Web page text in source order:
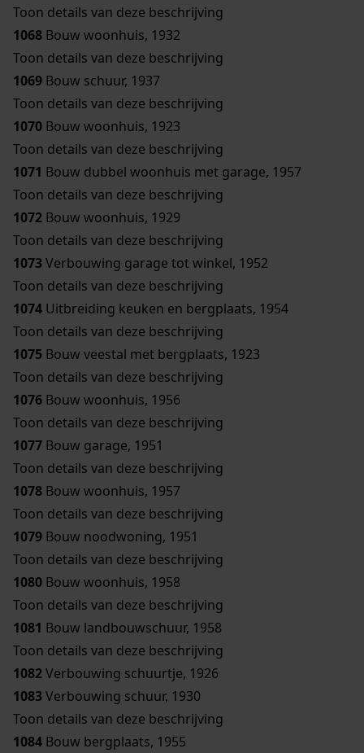
Toon details van deze beschrijving
1068 Bouw woonhuis, 1932
Toon details van deze beschrijving
1069 Bouw schuur, 1937
Toon details van deze beschrijving
1070 Bouw woonhuis, 1923
Toon details van deze beschrijving
1071 Bouw dubbel woonhuis met garage, 1957
Toon details van deze beschrijving
1072 Bouw woonhuis, 1929
Toon details van deze beschrijving
1073Verbouwing garage tot winkel, 1952
Toon details van deze beschrijving
1074 Uitbreiding keuken en bergplaats, 1954
Toon details van deze beschrijving
1075 Bouw veestal met bergplaats, 1923
Toon details van deze beschrijving
1076 Bouw woonhuis, 1956
Toon details van deze beschrijving
1077 Bouw garage, 1951
Toon details van deze beschrijving
1078 Bouw woonhuis, 1957
Toon details van deze beschrijving
1079 Bouw noodwoning, 1951
Toon details van deze beschrijving
1080 Bouw woonhuis, 1958
Toon details van deze beschrijving
1081 Bouw landbouwschuur, 1958
Toon details van deze beschrijving
1082Verbouwing schuurtje, 1926
1083Verbouwing schuur, 1930
Toon details van deze beschrijving
1084 Bouw bergplaats, 1955